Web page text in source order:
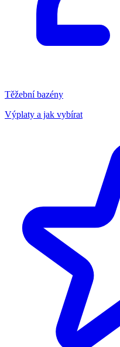
Těžební bazény
Výplaty a jak vybírat